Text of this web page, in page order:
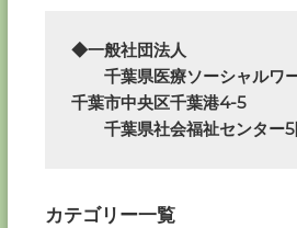
◆一般社団法人
千葉県医療ソーシャルワ
千葉市中央区千葉港4-5
千葉県社会福祉センター5
カテゴリー一覧